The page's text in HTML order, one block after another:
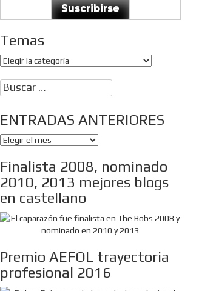
Suscribirse
Temas
Temas
Buscar:
ENTRADAS ANTERIORES
ENTRADAS
Finalista 2008, nominado
2010, 2013 mejores blogs
en castellano
Premio AEFOL trayectoria
profesional 2016